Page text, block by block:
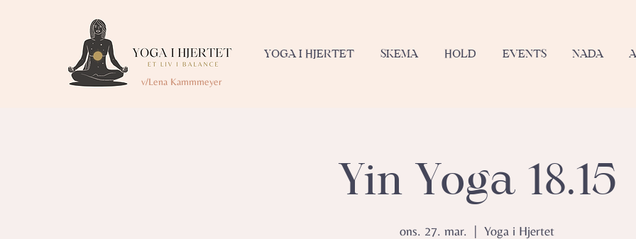
v/Lena Kammmeyer
YOGA I HJERTET SKEMA HOLD EVENTS NADA
Yin Yoga 18.15
ons. 27. mar. Yoga i Hjertet